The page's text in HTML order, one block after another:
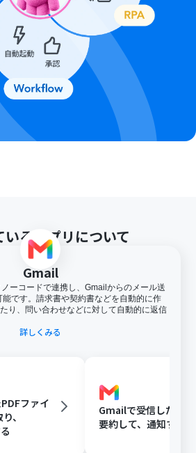
によっては300MB未満になる可能性が
ください。
レーションでの取り扱い可能なファイ
ファイルの容量制限について
いるアプリについて
Gmail
ーコードで連携し、Gmailからのメール送
です。請求書や契約書などを自動的に作
り、問い合わせなどに対して自動的に返信
詳しくみる
ファイ
、
Gmailで受信した内
要約して、通知する